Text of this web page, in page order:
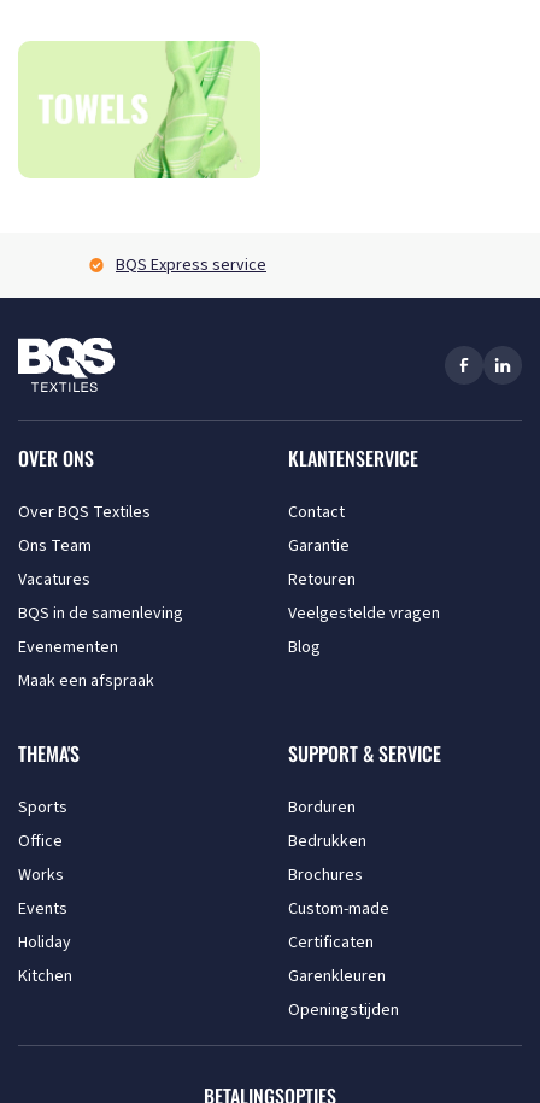
BQS Express service
OVER ONS
Over BQS Textiles
Ons Team
Vacatures
BQS in de samenleving
Evenementen
Maak een afspraak
KLANTENSERVICE
Contact
Garantie
Retouren
Veelgestelde vragen
Blog
THEMA'S
Sports
Office
Works
Events
Holiday
Kitchen
SUPPORT & SERVICE
Borduren
Bedrukken
Brochures
Custom-made
Certificaten
Garenkleuren
Openingstijden
BETALINGSOPTIES